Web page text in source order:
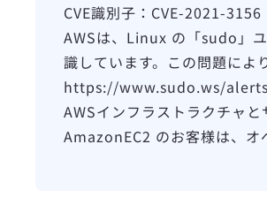
CVE識別子：CVE-2021-3156
AWSは、Linux の「sudo」
識しています。この問題によ
https://www.sudo.ws/
AWSインフラストラクチャ
AmazonEC2 のお客様は、オ